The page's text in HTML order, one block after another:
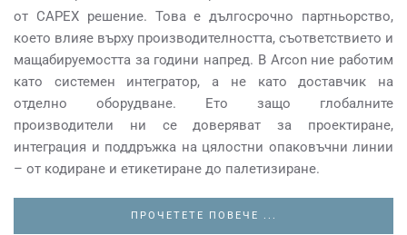
от CAPEX решение. Това е дългосрочно партньорство,
което влияе върху производителността, съответствието и
мащабируемостта за години напред. В Arcon ние работим
като системен интегратор, а не като доставчик на
отделно оборудване. Ето защо глобалните
производители ни се доверяват за проектиране,
интеграция и поддръжка на цялостни опаковъчни линии
– от кодиране и етикетиране до палетизиране.
ПРОЧЕТЕТЕ ПОВЕЧЕ ...